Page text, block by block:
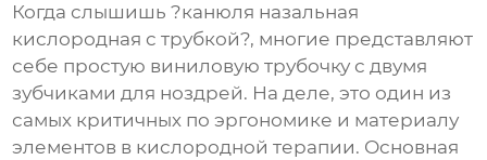
Когда слышишь ?канюля назальная
кислородная с трубкой?, многие представляют
себе простую виниловую трубочку с двумя
зубчиками для ноздрей. На деле, это один из
самых критичных по эргономике и материалу
элементов в кислородной терапии. Основная